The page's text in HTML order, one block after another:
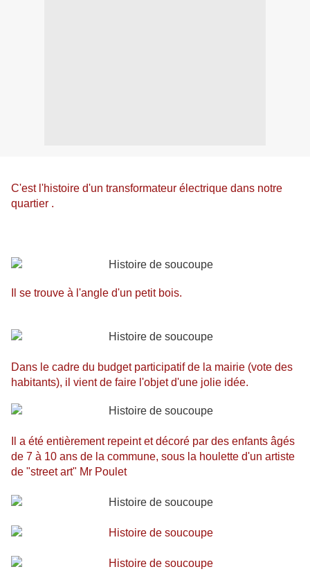
C'est l'histoire d'un transformateur électrique dans notre
quartier .
Il se trouve à l'angle d'un petit bois.
Dans le cadre du budget participatif de la mairie (vote des
habitants), il vient de faire l'objet d'une jolie idée.
Il a été entièrement repeint et décoré par des enfants âgés
de 7 à 10 ans de la commune, sous la houlette d'un artiste
de "street art" Mr Poulet